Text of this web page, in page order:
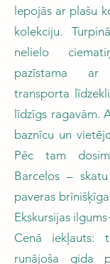
lepojās ar plašu
kolekciju.
nelielo
pazīstama
transporta
līdzīgs ragavām.
baznīcu un
Pēc tam
Barcelos –
paveras
Ekskursijas
Cenā iekļauts:
runājoša gida